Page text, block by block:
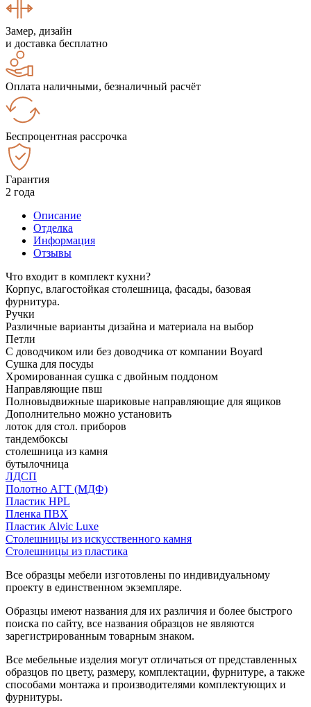
Замер, дизайн
и доставка бесплатно
Оплата наличными, безналичный расчёт
Беспроцентная рассрочка
Гарантия
2 года
Описание
Отделка
Информация
Отзывы
Что входит в комплект кухни?
Корпус, влагостойкая столешница, фасады, базовая
фурнитура.
Ручки
Различные варианты дизайна и материала на выбор
Петли
С доводчиком или без доводчика от компании Boyard
Сушка для посуды
Хромированная сушка с двойным поддоном
Направляющие пвш
Полновыдвижные шариковые направляющие для ящиков
Дополнительно можно установить
лоток для стол. приборов
тандембоксы
столешница из камня
бутылочница
ЛДСП
Полотно АГТ (МДФ)
Пластик HPL
Пленка ПВХ
Пластик Alvic Luxe
Столешницы из искусственного камня
Столешницы из пластика
Все образцы мебели изготовлены по индивидуальному
проекту в единственном экземпляре.
Образцы имеют названия для их различия и более быстрого
поиска по сайту, все названия образцов не являются
зарегистрированным товарным знаком.
Все мебельные изделия могут отличаться от представленных
образцов по цвету, размеру, комплектации, фурнитуре, а также
способами монтажа и производителями комплектующих и
фурнитуры.